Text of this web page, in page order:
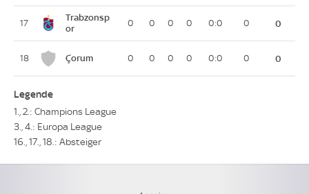
17
Trabzonsp
or
0 0 0 0 0:0 0 0
18 Çorum 0 0 0 0 0:0 0 0
Legende
1., 2.: Champions League
3., 4.: Europa League
16., 17., 18.: Absteiger